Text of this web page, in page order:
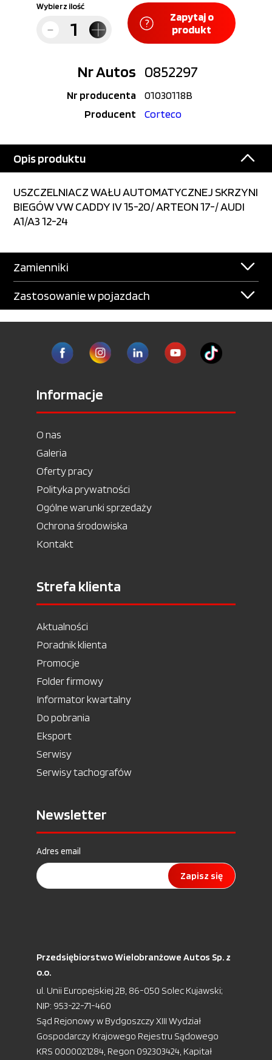
Wybierz ilość
Zapytaj o
produkt
Nr Autos 0852297
Nr producenta
01030118B
Producent
Corteco
Opis produktu
USZCZELNIACZ WAŁU AUTOMATYCZNEJ SKRZYNI
BIEGÓW VW CADDY IV 15-20/ ARTEON 17-/ AUDI
A1/A3 12-24
Zamienniki
Zastosowanie w pojazdach
Informacje
O nas
Galeria
Oferty pracy
Polityka prywatności
Ogólne warunki sprzedaży
Ochrona środowiska
Kontakt
Strefa klienta
Aktualności
Poradnik klienta
Promocje
Folder firmowy
Informator kwartalny
Do pobrania
Eksport
Serwisy
Serwisy tachografów
Newsletter
Adres email
Zapisz się
Przedsiębiorstwo Wielobranżowe Autos Sp. z
o.o.
ul. Unii Europejskiej 2B, 86-050 Solec Kujawski;
NIP: 953-22-71-460
Sąd Rejonowy w Bydgoszczy XIII Wydział
Gospodarczy Krajowego Rejestru Sądowego
KRS 0000021284, Regon 092303424, Kapitał